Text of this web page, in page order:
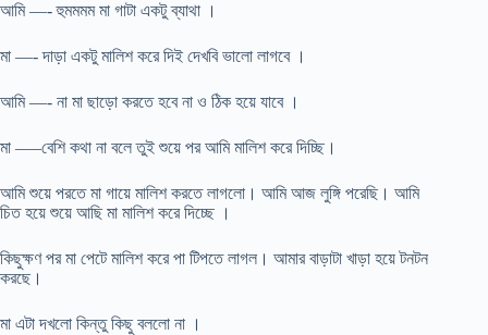
আমি —- হুমমমম মা গাটা একটু ব্যাথা ।
মা —- দাড়া একটু মালিশ করে দিই দেখবি ভালো লাগবে ।
আমি —- না মা ছাড়ো করতে হবে না ও ঠিক হয়ে যাবে ।
মা —–বেশি কথা না বলে তুই শুয়ে পর আমি মালিশ করে দিচ্ছি।
আমি শুয়ে পরতে মা গায়ে মালিশ করতে লাগলো। আমি আজ লুঙ্গি পরেছি। আমি
চিত হয়ে শুয়ে আছি মা মালিশ করে দিচ্ছে ।
কিছুক্ষণ পর মা পেটে মালিশ করে পা টিপতে লাগল। আমার বাড়াটা খাড়া হয়ে টনটন
করছে।
মা এটা দখলো কিন্তু কিছু বললো না ।